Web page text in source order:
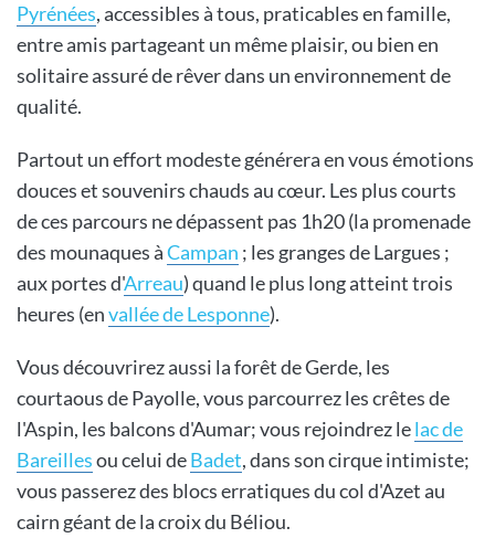
Pyrénées, accessibles à tous, praticables en famille,
entre amis partageant un même plaisir, ou bien en
solitaire assuré de rêver dans un environnement de
qualité.
Partout un effort modeste générera en vous émotions
douces et souvenirs chauds au cœur. Les plus courts
de ces parcours ne dépassent pas 1h20 (la promenade
des mounaques àCampan ; les granges de Largues ;
aux portes d'Arreau) quand le plus long atteint trois
heures (envallée de Lesponne).
Vous découvrirez aussi la forêt de Gerde, les
courtaous de Payolle, vous parcourrez les crêtes de
l'Aspin, les balcons d'Aumar; vous rejoindrez lelac de
Bareillesou celui deBadet, dans son cirque intimiste;
vous passerez des blocs erratiques du col d'Azet au
cairn géant de la croix du Béliou.